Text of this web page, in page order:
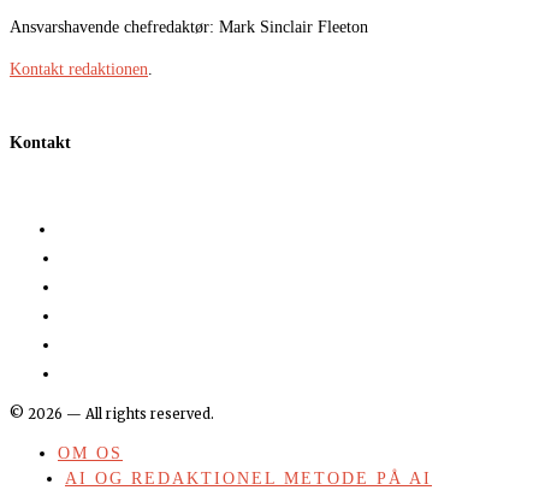
Ansvarshavende chefredaktør: Mark Sinclair Fleeton
Kontakt redaktionen
Kontakt
© 2026 — All rights reserved.
OM OS
AI OG REDAKTIONEL METODE PÅ AI